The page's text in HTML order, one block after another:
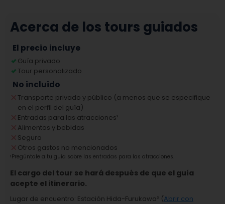
Acerca de los tours guiados
El precio incluye
Guía privado
Tour personalizado
No incluido
Transporte privado y público (a menos que se especifique
en el perfil del guía)
Entradas para las atracciones¹
Alimentos y bebidas
Seguro
Otros gastos no mencionados
¹Pregúntale a tu guía sobre las entradas para las atracciones.
El cargo del tour se hará después de que el guía
acepte el itinerario.
Lugar de encuentro: Estación Hida-Furukawa² (Abrir con